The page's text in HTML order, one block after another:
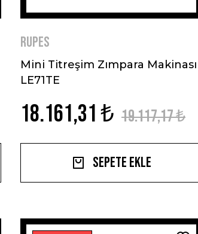
RUPES
Mini Titreşim Zımpara Makinası
LE71TE
18.161,31 ₺ 19.117,17 ₺
Sepete Ekle